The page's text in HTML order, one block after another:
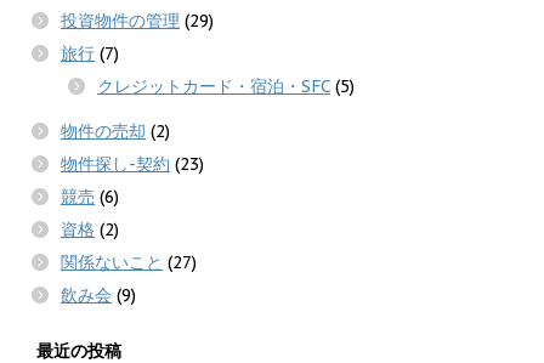
投資物件の管理 (29)
旅行 (7)
クレジットカード・宿泊・SFC (5)
物件の売却 (2)
物件探し-契約 (23)
競売 (6)
資格 (2)
関係ないこと (27)
飲み会 (9)
最近の投稿